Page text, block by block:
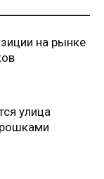
на рынке
улица